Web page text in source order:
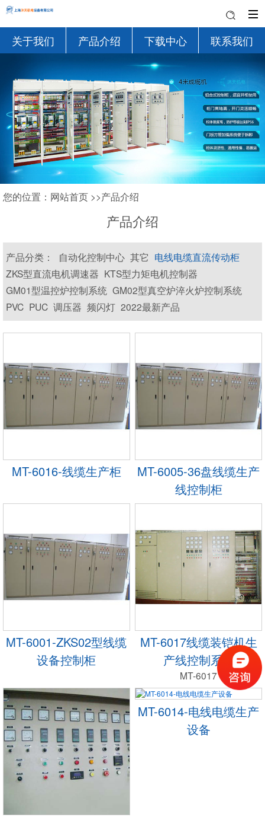
关于我们 产品介绍 下载中心 联系我们
您的位置： 网站首页 >>产品介绍
产品介绍
产品分类： 自动化控制中心 其它 电线电缆直流传动柜
ZKS型直流电机调速器 KTS型力矩电机控制器
GM01型温控炉控制系统 GM02型真空炉淬火炉控制系统
PVC PUC 调压器 频闪灯 2022最新产品
MT-6016-线缆生产柜
MT-6005-36盘线缆生产
线控制柜
MT-6001-ZKS02型线缆
设备控制柜
MT-6017线缆装铠机生
产线控制系统
MT-6017
MT-6014-电线电缆生产
设备